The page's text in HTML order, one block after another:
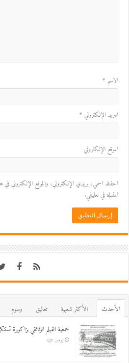
الاسم *
البريد الإلكتروني *
الموقع الإلكتروني
احفظ اسمي، بريدي الإلكتروني، والموقع الإلكتروني في
المقبلة في تعليقي.
اﻷحدث اﻷكثر شعبية تعاليق
وسوم
جمعية الفيلم الوثائقي بزاكورة
يومين ago